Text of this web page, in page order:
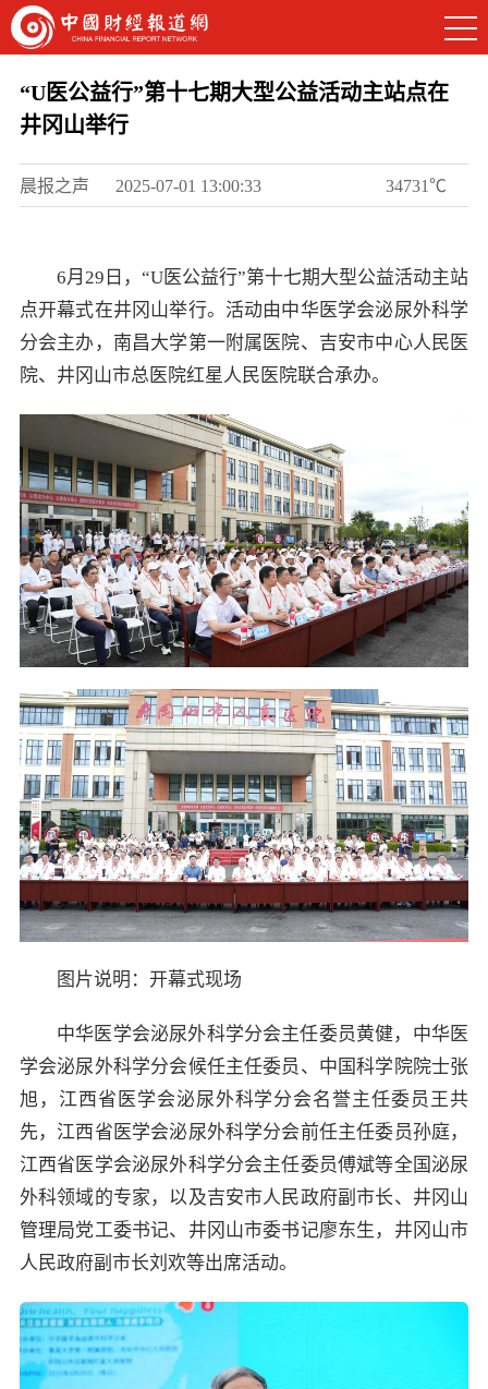
“U医公益行”第十七期大型公益活动主站点在
井冈山举行
晨报之声 2025-07-01 13:00:33 34731℃
6月29日，“U医公益行”第十七期大型公益活动主站
点开幕式在井冈山举行。活动由中华医学会泌尿外科学
分会主办，南昌大学第一附属医院、吉安市中心人民医
院、井冈山市总医院红星人民医院联合承办。
图片说明：开幕式现场
中华医学会泌尿外科学分会主任委员黄健，中华医
学会泌尿外科学分会候任主任委员、中国科学院院士张
旭，江西省医学会泌尿外科学分会名誉主任委员王共
先，江西省医学会泌尿外科学分会前任主任委员孙庭，
江西省医学会泌尿外科学分会主任委员傅斌等全国泌尿
外科领域的专家，以及吉安市人民政府副市长、井冈山
管理局党工委书记、井冈山市委书记廖东生，井冈山市
人民政府副市长刘欢等出席活动。